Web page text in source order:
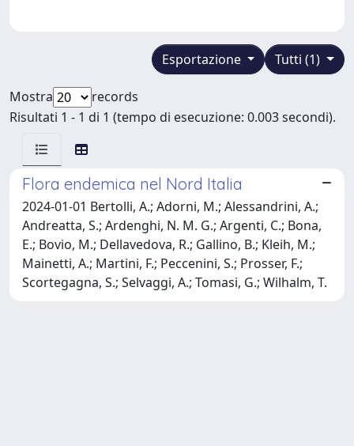
Tutti (1)
Esportazione
Mostra
records
Risultati 1 - 1 di 1 (tempo di esecuzione: 0.003 secondi).
Flora endemica nel Nord Italia
2024-01-01 Bertolli, A.; Adorni, M.; Alessandrini, A.;
Andreatta, S.; Ardenghi, N. M. G.; Argenti, C.; Bona,
E.; Bovio, M.; Dellavedova, R.; Gallino, B.; Kleih, M.;
Mainetti, A.; Martini, F.; Peccenini, S.; Prosser, F.;
Scortegagna, S.; Selvaggi, A.; Tomasi, G.; Wilhalm, T.